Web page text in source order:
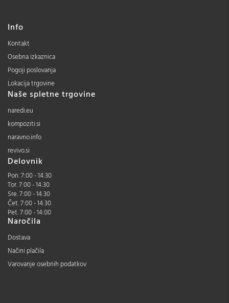
Info
Kontakt
Osebna izkaznica
Pogoji poslovanja
Lokacija trgovine
Naše spletne trgovine
naredi.eu
kompoziti.si
naravno.info
revivo.si
Delovnik
Pon. 7:00 - 14:30
Tor. 7:00 - 14:30
Sre. 7:00 - 14:30
Čet. 7:00 - 14:30
Pet. 7:00 - 14:00
Naročila
Dostava
Načini plačila
Varovanje osebnih podatkov